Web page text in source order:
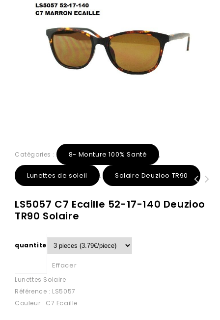
Catégories : 8- Monture 100% Santé ,
Lunettes de soleil , Solaire Deuzioo TR90
LS5057 C7 Ecaille 52-17-140 Deuzioo
TR90 Solaire
quantite
Effacer
Lunettes Solaire
Référence : LS5057
Couleur : C7 Ecaille